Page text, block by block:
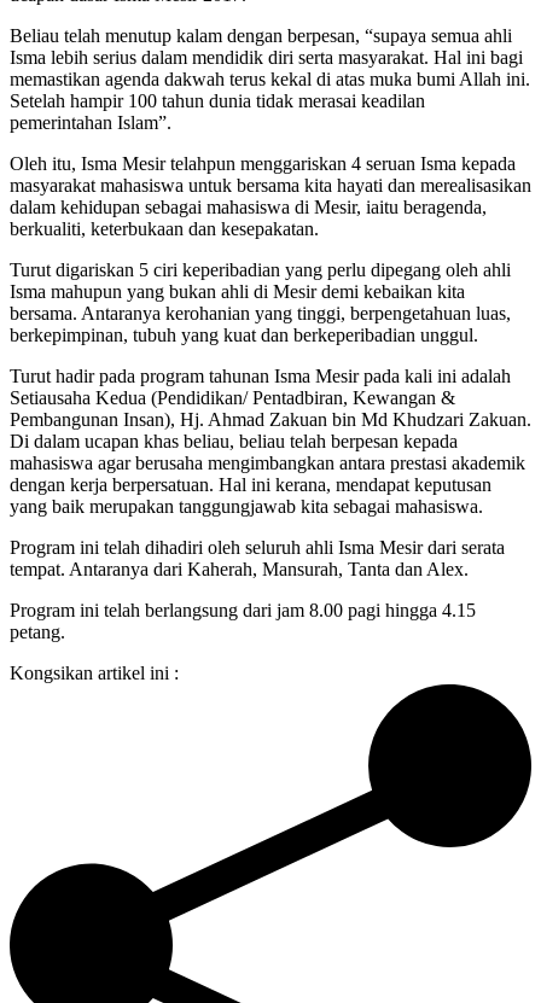
Beliau telah menutup kalam dengan berpesan, “supaya semua ahli
Isma lebih serius dalam mendidik diri serta masyarakat. Hal ini bagi
memastikan agenda dakwah terus kekal di atas muka bumi Allah ini.
Setelah hampir 100 tahun dunia tidak merasai keadilan
pemerintahan Islam”.
Oleh itu, Isma Mesir telahpun menggariskan 4 seruan Isma kepada
masyarakat mahasiswa untuk bersama kita hayati dan merealisasikan
dalam kehidupan sebagai mahasiswa di Mesir, iaitu beragenda,
berkualiti, keterbukaan dan kesepakatan.
Turut digariskan 5 ciri keperibadian yang perlu dipegang oleh ahli
Isma mahupun yang bukan ahli di Mesir demi kebaikan kita
bersama. Antaranya kerohanian yang tinggi, berpengetahuan luas,
berkepimpinan, tubuh yang kuat dan berkeperibadian unggul.
Turut hadir pada program tahunan Isma Mesir pada kali ini adalah
Setiausaha Kedua (Pendidikan/ Pentadbiran, Kewangan &
Pembangunan Insan), Hj. Ahmad Zakuan bin Md Khudzari Zakuan.
Di dalam ucapan khas beliau, beliau telah berpesan kepada
mahasiswa agar berusaha mengimbangkan antara prestasi akademik
dengan kerja berpersatuan. Hal ini kerana, mendapat keputusan
yang baik merupakan tanggungjawab kita sebagai mahasiswa.
Program ini telah dihadiri oleh seluruh ahli Isma Mesir dari serata
tempat. Antaranya dari Kaherah, Mansurah, Tanta dan Alex.
Program ini telah berlangsung dari jam 8.00 pagi hingga 4.15
petang.
Kongsikan artikel ini :